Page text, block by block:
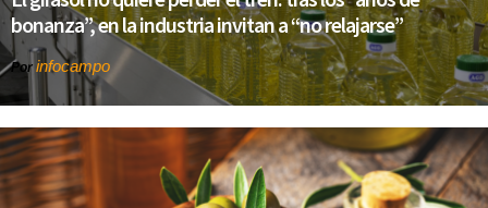
bonanza”, en la industria invitan a “no relajarse”
Por infocampo